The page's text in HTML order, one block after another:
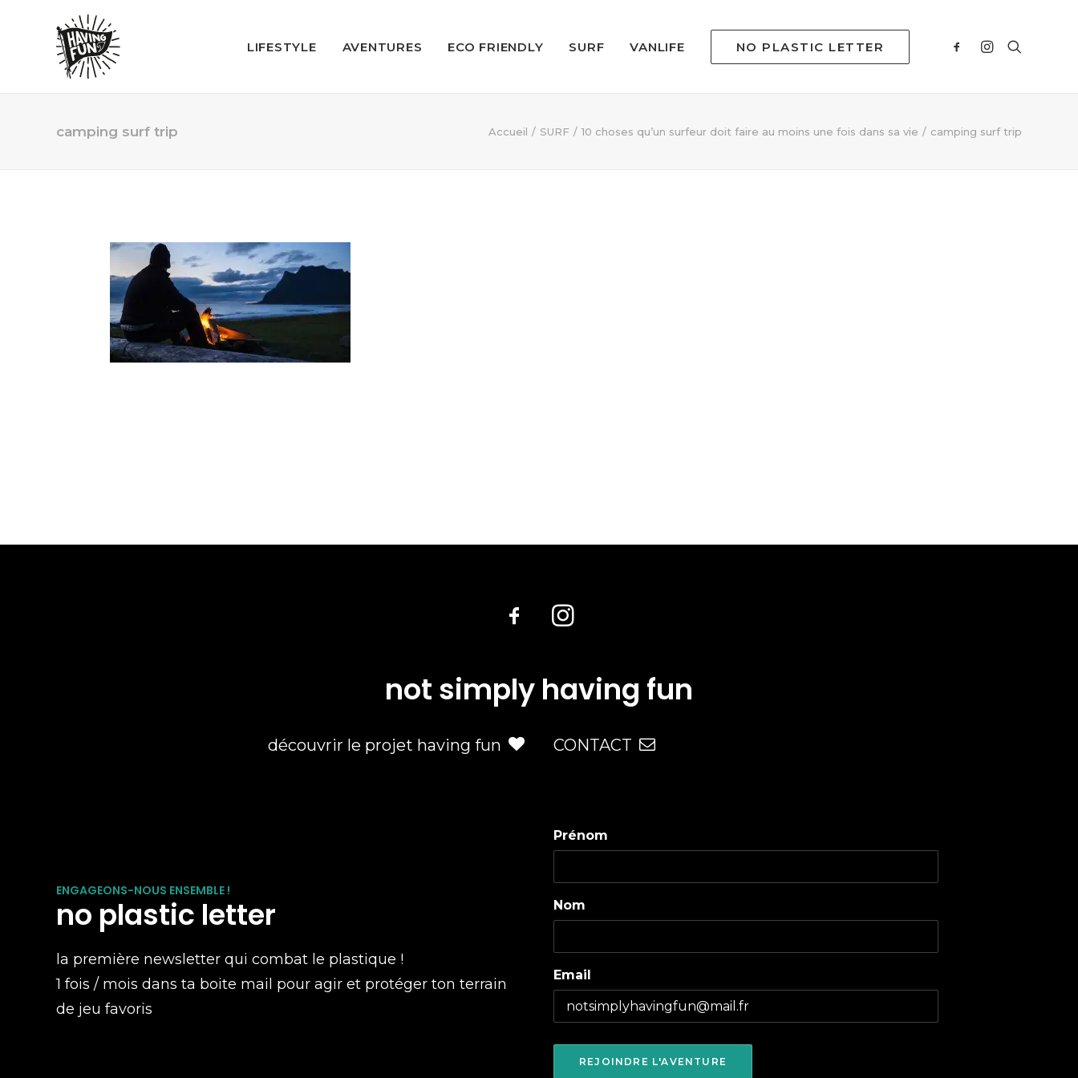
LIFESTYLE AVENTURES ECO FRIENDLY SURF VANLIFE NO PLASTIC LETTER
camping surf trip Accueil SURF 10 choses qu’un surfeur doit faire au moins une fois dans sa vie camping surf trip
not simply having fun
découvrir le projet having fun CONTACT
ENGAGEONS-NOUS ENSEMBLE !
no plastic letter
la première newsletter qui combat le plastique !
1 fois / mois dans ta boite mail pour agir et protéger ton terrain
de jeu favoris
Prénom
Nom
Email